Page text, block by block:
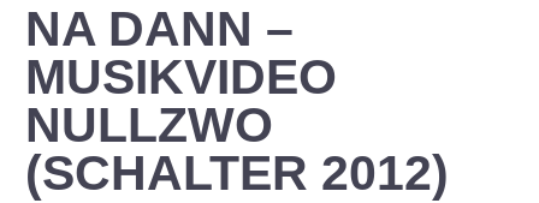
NA DANN –
MUSIKVIDEO
NULLZWO
(SCHALTER 2012)